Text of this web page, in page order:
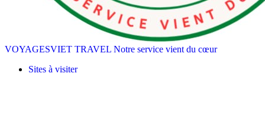
VOYAGESVIET TRAVEL Notre service vient du cœur
Sites à visiter